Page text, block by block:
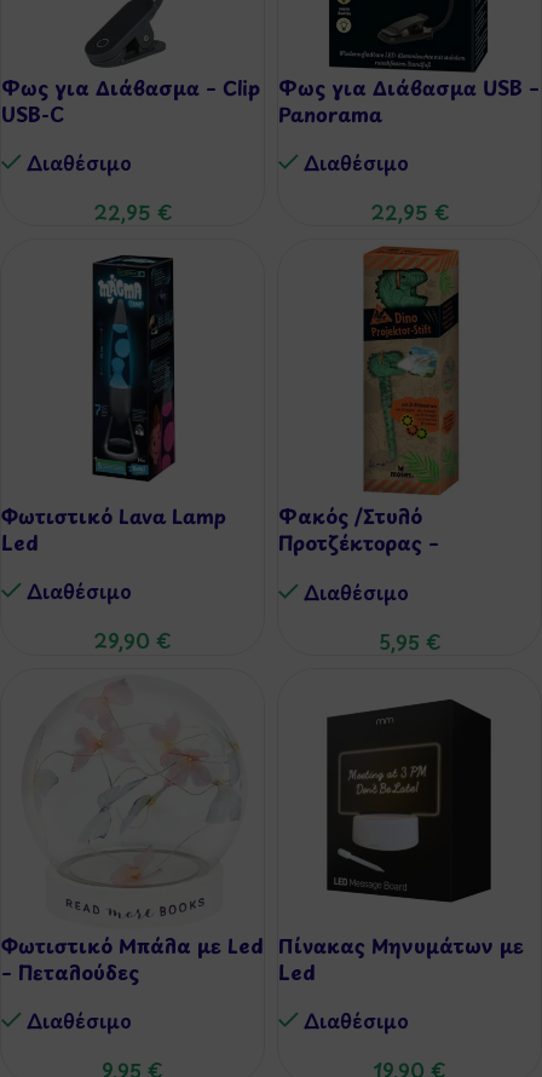
Φως για Διάβασμα – Clip
USB-C
Διαθέσιμo
22,95 €
Φως για Διάβασμα USB –
Panorama
Διαθέσιμo
22,95 €
Φωτιστικό Lava Lamp
Led
Διαθέσιμo
29,90 €
Φακός /Στυλό
Προτζέκτορας –
Διαθέσιμo
5,95 €
Φωτιστικό Μπάλα με Led
– Πεταλούδες
Διαθέσιμo
9,95 €
Πίνακας Μηνυμάτων με
Led
Διαθέσιμo
19,90 €